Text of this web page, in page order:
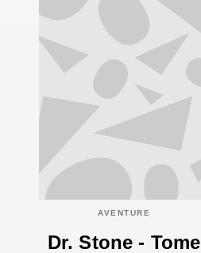
AVENTURE
Dr. Stone - Tome